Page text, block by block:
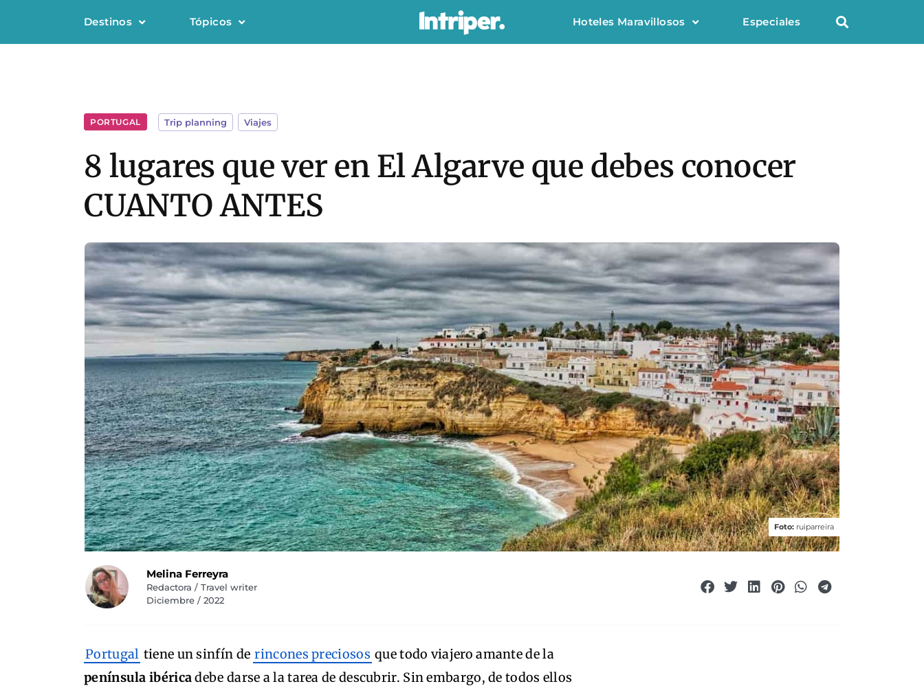
Destinos Tópicos Hoteles Maravillosos Especiales
PORTUGAL Trip planning Viajes
8 lugares que ver en El Algarve que debes conocer
CUANTO ANTES
Foto: ruiparreira
Melina Ferreyra
Redactora / Travel writer
Diciembre / 2022
Portugal tiene un sinfín de rincones preciosos que todo viajero amante de la
península ibéricadebe darse a la tarea de descubrir. Sin embargo, de todos ellos